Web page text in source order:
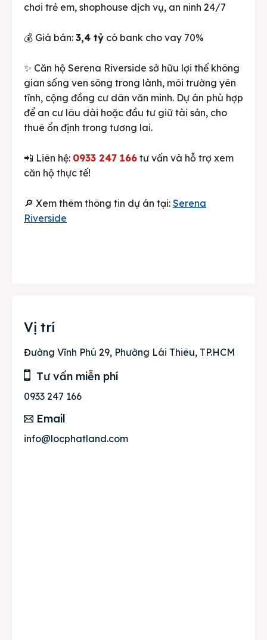
chơi trẻ em, shophouse dịch vụ, an ninh 24/7
💰 Giá bán: 3,4 tỷ có bank cho vay 70%
✨ Căn hộ Serena Riverside sở hữu lợi thế không
gian sống ven sông trong lành, môi trường yên
tĩnh, cộng đồng cư dân văn minh. Dự án phù hợp
để an cư lâu dài hoặc đầu tư giữ tài sản, cho
thuê ổn định trong tương lai.
📲 Liên hệ: 0933 247 166 tư vấn và hỗ trợ xem
căn hộ thực tế!
🔎 Xem thêm thông tin dự án tại: Serena
Riverside
Vị trí
Đường Vĩnh Phú 29, Phường Lái Thiêu, TP.HCM
Tư vấn miễn phí
0933 247 166
Email
info@locphatland.com